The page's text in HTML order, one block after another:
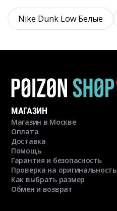
Nike Dunk Low Белые
МАГАЗИН
Магазин в Москве
Оплата
Доставка
Помощь
Гарантия и безопасность
Проверка на оригинальность
Как выбрать размер
Обмен и возврат